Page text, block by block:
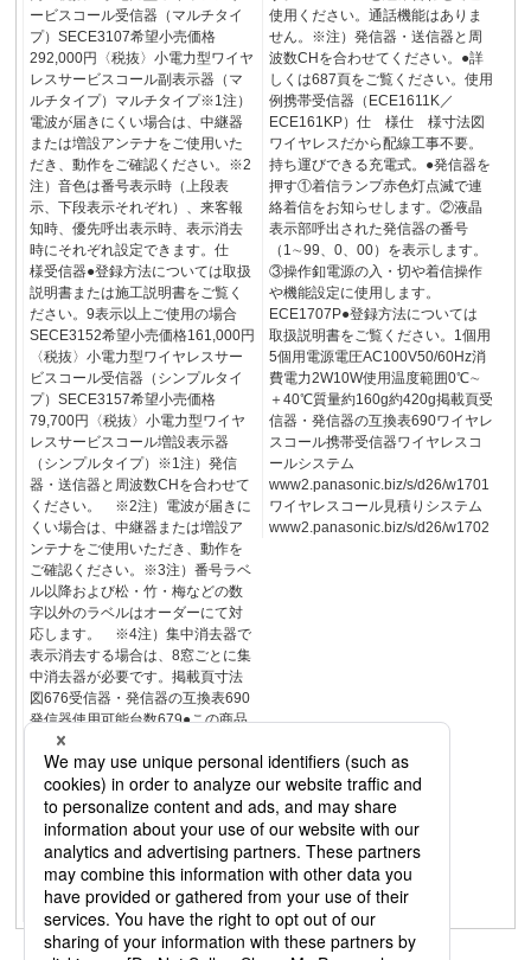
ービスコール受信器（マルチタイ
プ）SECE3107希望小売価格
292,000円〈税抜〉小電力型ワイヤ
レスサービスコール副表示器（マ
ルチタイプ）マルチタイプ※1注）
電波が届きにくい場合は、中継器
または増設アンテナをご使用いた
だき、動作をご確認ください。※2
注）音色は番号表示時（上段表
示、下段表示それぞれ）、来客報
知時、優先呼出表示時、表示消去
時にそれぞれ設定できます。仕
様受信器●登録方法については取扱
説明書または施工説明書をご覧く
ださい。9表示以上ご使用の場合
SECE3152希望小売価格161,000円
〈税抜〉小電力型ワイヤレスサー
ビスコール受信器（シンプルタイ
プ）SECE3157希望小売価格
79,700円〈税抜〉小電力型ワイヤ
レスサービスコール増設表示器
（シンプルタイプ）※1注）発信
器・送信器と周波数CHを合わせて
ください。 ※2注）電波が届きに
くい場合は、中継器または増設ア
ンテナをご使用いただき、動作を
ご確認ください。※3注）番号ラベ
ル以降および松・竹・梅などの数
字以外のラベルはオーダーにて対
応します。 ※4注）集中消去器で
表示消去する場合は、8窓ごとに集
中消去器が必要です。掲載頁寸法
図676受信器・発信器の互換表690
発信器使用可能台数679●この商品
は報知・連絡用であり生命救済、
犯罪防止を目的にした機器ではあ
りません。●電波の届く距離は周囲
環境により短くなる場合がありま
す。ご注意ワイヤレスサービスコ
ールワイヤレスコール機器チャイ
ムブザー・信号関連商品680ワイヤ
レスコール・信号機器17ワイヤレ
スサービスコール
使用ください。通話機能はありま
せん。※注）発信器・送信器と周
波数CHを合わせてください。●詳
しくは687頁をご覧ください。使用
例携帯受信器（ECE1611K／
ECE161KP）仕 様仕 様寸法図
ワイヤレスだから配線工事不要。
持ち運びできる充電式。●発信器を
押す①着信ランプ赤色灯点滅で連
絡着信をお知らせします。②液晶
表示部呼出された発信器の番号
（1∼99、0、00）を表示します。
③操作釦電源の入・切や着信操作
や機能設定に使用します。
ECE1707P●登録方法については
取扱説明書をご覧ください。1個用
5個用電源電圧AC100V50/60Hz消
費電力2W10W使用温度範囲0℃∼
＋40℃質量約160g約420g掲載頁受
信器・発信器の互換表690ワイヤレ
スコール携帯受信器ワイヤレスコ
ールシステム
www2.panasonic.biz/s/d26/w1701
ワイヤレスコール見積りシステム
www2.panasonic.biz/s/d26/w1702